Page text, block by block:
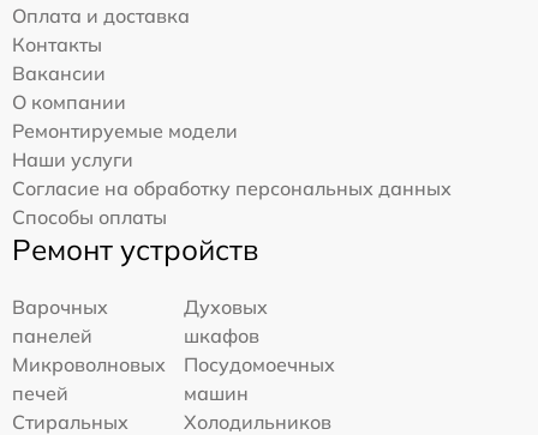
Оплата и доставка
Контакты
Вакансии
О компании
Ремонтируемые модели
Наши услуги
Согласие на обработку персональных данных
Способы оплаты
Ремонт устройств
Варочных
панелей
Духовых
шкафов
Микроволновых
печей
Посудомоечных
машин
Стиральных
Холодильников